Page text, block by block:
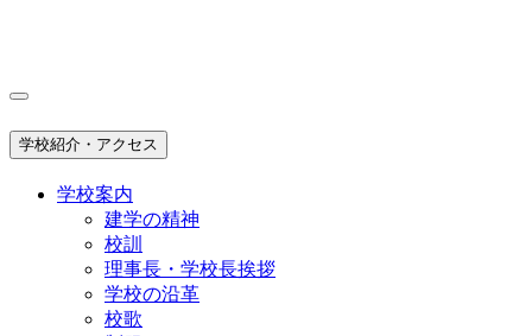
学校紹介・アクセス
学校案内
建学の精神
校訓
理事長・学校長挨拶
学校の沿革
校歌